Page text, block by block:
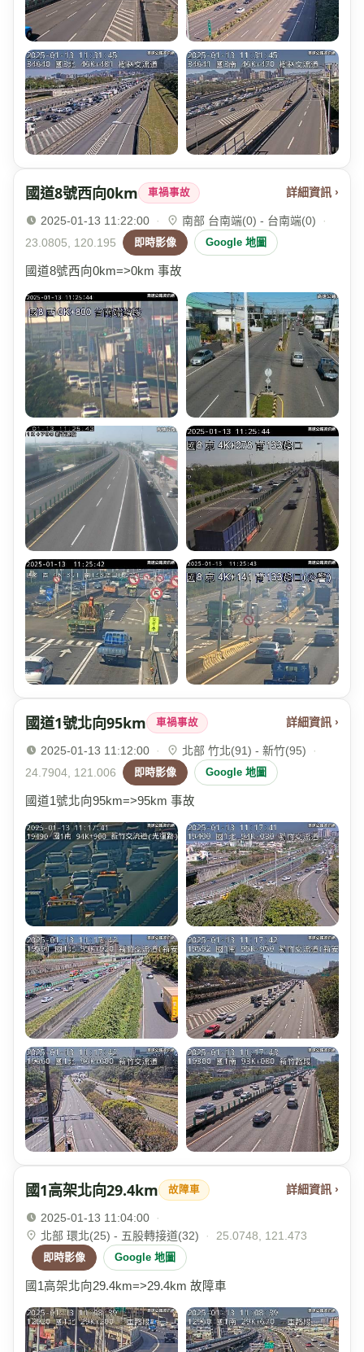
國道8號西向0km 車禍事故 詳細資訊 ›
2025-01-13 11:22:00 · 南部 台南端(0) - 台南端(0)
·
23.0805, 120.195
即時影像 Google 地圖
國道8號西向0km=>0km 事故
國道1號北向95km 車禍事故 詳細資訊 ›
2025-01-13 11:12:00 · 北部 竹北(91) - 新竹(95)
·
24.7904, 121.006
即時影像 Google 地圖
國道1號北向95km=>95km 事故
國1高架北向29.4km 故障車 詳細資訊 ›
2025-01-13 11:04:00
·
北部 環北(25) - 五股轉接道(32)
· 25.0748, 121.473
即時影像 Google 地圖
國1高架北向29.4km=>29.4km 故障車